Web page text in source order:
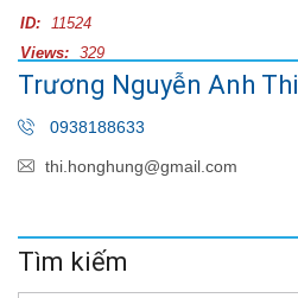
ID:
11524
Views: 329
Trương Nguyễn Anh Thi
0938188633
thi.honghung@gmail.com
Tìm kiếm